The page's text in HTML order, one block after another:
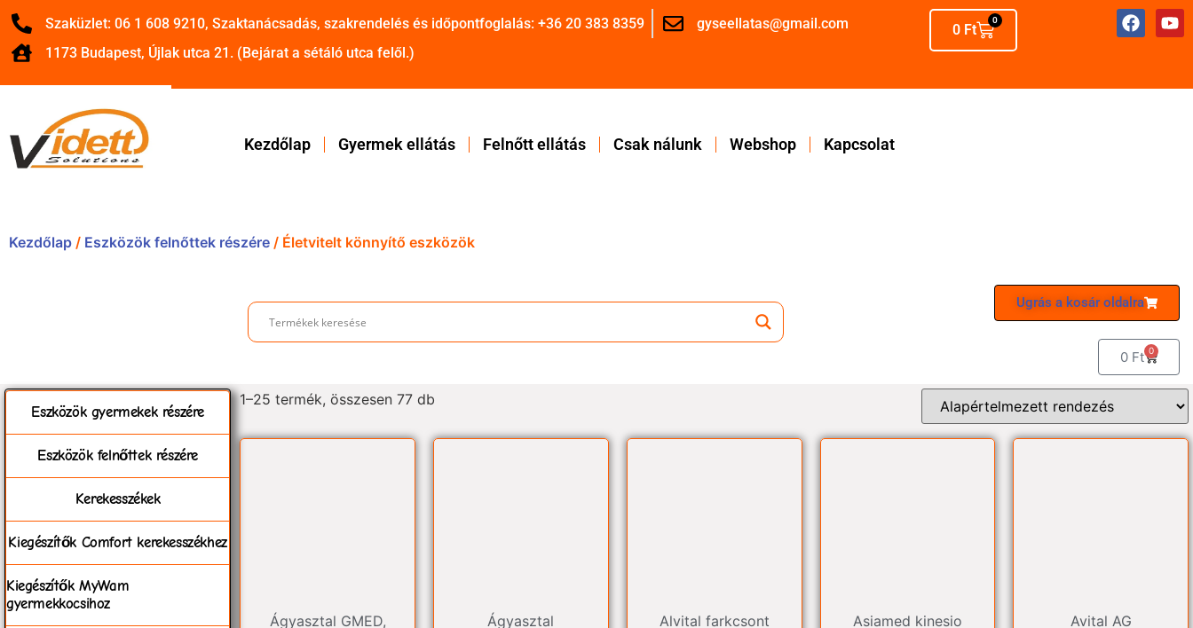
Szaküzlet: 06 1 608 9210, Szaktanácsadás, szakrendelés és időpontfoglalás: +36 20 383 8359
gyseellatas@gmail.com
1173 Budapest, Újlak utca 21. (Bejárat a sétáló utca felől.)
0 Ft
0
Kezdőlap Gyermek ellátás Felnőtt ellátás Csak nálunk Webshop Kapcsolat
Kezdőlap / Eszközök felnőttek részére / Életvitelt könnyítő eszközök
Ugrás a kosár oldalra
0 Ft 0
Eszközök gyermekek részére
Eszközök felnőttek részére
Kerekesszékek
Kiegészítők Comfort kerekesszékhez
Kiegészítők MyWam
gyermekkocsihoz
1–25 termék, összesen 77 db
Ágyasztal GMED,
Ágyasztal
Alvital farkcsont
Asiamed kinesio
Avital AG